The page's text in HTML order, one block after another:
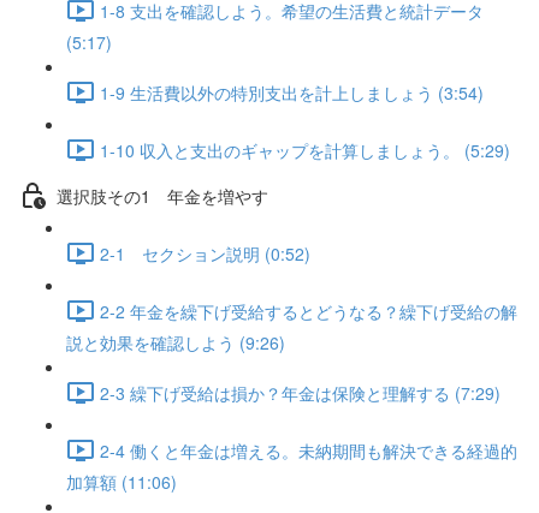
1-8 支出を確認しよう。希望の生活費と統計データ
(5:17)
1-9 生活費以外の特別支出を計上しましょう (3:54)
1-10 収入と支出のギャップを計算しましょう。 (5:29)
選択肢その1 年金を増やす
2-1 セクション説明 (0:52)
2-2 年金を繰下げ受給するとどうなる？繰下げ受給の解
説と効果を確認しよう (9:26)
2-3 繰下げ受給は損か？年金は保険と理解する (7:29)
2-4 働くと年金は増える。未納期間も解決できる経過的
加算額 (11:06)